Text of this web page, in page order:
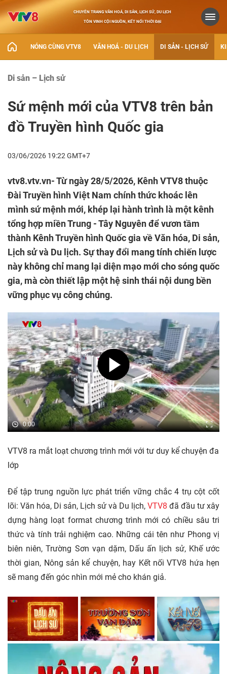
CHUYÊN TRANG VĂN HOÁ, DI SẢN, LỊCH SỬ, DU LỊCH
TÔN VINH CỘI NGUỒN, KẾT NỐI THỜI ĐẠI
NÓNG CÙNG VTV8 VĂN HOÁ - DU LỊCH DI SẢN - LỊCH SỬ
Di sản – Lịch sử
Sứ mệnh mới của VTV8 trên bản
đồ Truyền hình Quốc gia
03/06/2026 19:22 GMT+7
vtv8.vtv.vn- Từ ngày 28/5/2026, Kênh VTV8 thuộc
Đài Truyền hình Việt Nam chính thức khoác lên
mình sứ mệnh mới, khép lại hành trình là một kênh
tổng hợp miền Trung - Tây Nguyên để vươn tầm
thành Kênh Truyền hình Quốc gia về Văn hóa, Di sản,
Lịch sử và Du lịch. Sự thay đổi mang tính chiến lược
này không chỉ mang lại diện mạo mới cho sóng quốc
gia, mà còn thiết lập một hệ sinh thái nội dung bền
vững phục vụ công chúng.
0:00
VTV8 ra mắt loạt chương trình mới với tư duy kể chuyện đa
lớp
Để tập trung nguồn lực phát triển vững chắc 4 trụ cột cốt
lõi: Văn hóa, Di sản, Lịch sử và Du lịch, VTV8 đã đầu tư xây
dựng hàng loạt format chương trình mới có chiều sâu tri
thức và tính trải nghiệm cao. Những cái tên như Phong vị
biên niên, Trường Sơn vạn dặm, Dấu ấn lịch sử, Khế ước
thời gian, Nông sản kể chuyện, hay Kết nối VTV8 hứa hẹn
sẽ mang đến góc nhìn mới mẻ cho khán giả.